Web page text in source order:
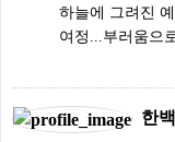
하늘에 그려진
여정...부러움으
한백